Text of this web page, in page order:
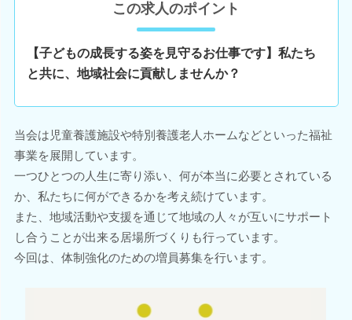
この求人のポイント
【子どもの成長する姿を見守るお仕事です】私たち
と共に、地域社会に貢献しませんか？
当会は児童養護施設や特別養護老人ホームなどといった福祉
事業を展開しています。
一つひとつの人生に寄り添い、何が本当に必要とされている
か、私たちに何ができるかを考え続けています。
また、地域活動や支援を通じて地域の人々が互いにサポート
し合うことが出来る居場所づくりも行っています。
今回は、体制強化のための増員募集を行います。